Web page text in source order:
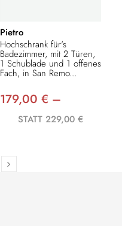
Pietro
Hochschrank für's
Badezimmer, mit 2 Türen,
1 Schublade und 1 offenes
Fach, in San Remo...
179,00 € –
STATT 229,00 €